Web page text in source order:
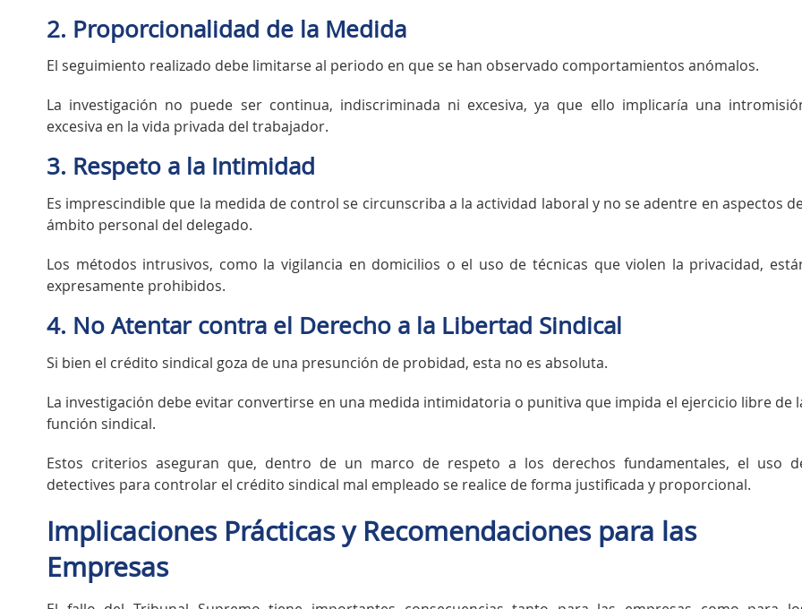
2. Proporcionalidad de la Medida
El seguimiento realizado debe limitarse al periodo en que se han observado comportamientos anómalos.
La investigación no puede ser continua, indiscriminada ni excesiva, ya que ello implicaría una
excesiva en la vida privada del trabajador.
3. Respeto a la Intimidad
Es imprescindible que la medida de control se circunscriba a la actividad laboral y no se adentre en aspectos
ámbito personal del delegado.
Los métodos intrusivos, como la vigilancia en domicilios o el uso de técnicas que violen la privacidad,
expresamente prohibidos.
4. No Atentar contra el Derecho a la Libertad Sindical
Si bien el crédito sindical goza de una presunción de probidad, esta no es absoluta.
La investigación debe evitar convertirse en una medida intimidatoria o punitiva que impida el ejercicio libre de
función sindical.
Estos criterios aseguran que, dentro de un marco de respeto a los derechos fundamentales, el uso
detectives para controlar el crédito sindical mal empleado se realice de forma justificada y proporcional.
Implicaciones Prácticas y Recomendaciones para las
Empresas